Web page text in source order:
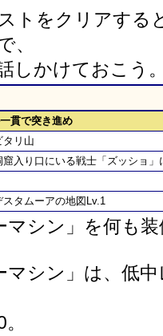
トをクリアする
、
しかけておこう
貫で突き進め
タリ山
窟入り口にいる戦士「ズッショ」
スタムーアの地図Lv.1
マシン」を何も
マシン」は、低